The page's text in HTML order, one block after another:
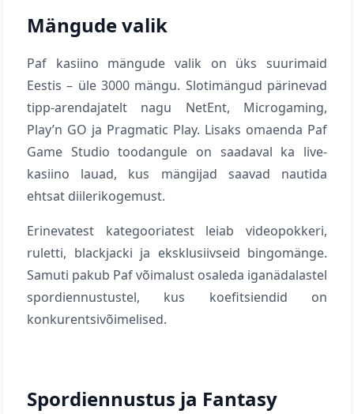
Mängude valik
Paf kasiino mängude valik on üks suurimaid
Eestis – üle 3000 mängu. Slotimängud pärinevad
tipp-arendajatelt nagu NetEnt, Microgaming,
Play’n GO ja Pragmatic Play. Lisaks omaenda Paf
Game Studio toodangule on saadaval ka live-
kasiino lauad, kus mängijad saavad nautida
ehtsat diilerikogemust.
Erinevatest kategooriatest leiab videopokkeri,
ruletti, blackjacki ja eksklusiivseid bingomänge.
Samuti pakub Paf võimalust osaleda iganädalastel
spordiennustustel, kus koefitsiendid on
konkurentsivõimelised.
Spordiennustus ja Fantasy